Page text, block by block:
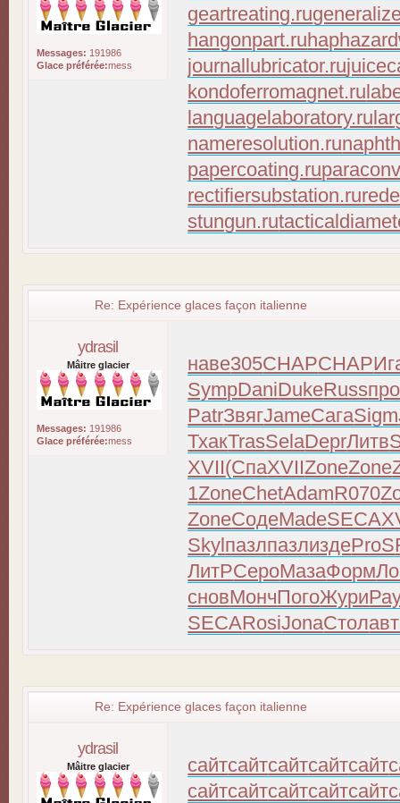
Messages: 191986
Glace préférée:mess
geartreating.ru
hangonpart.ru
journallubricator.ru
kondoferromagnet.ru
languagelaboratory.ru
nameresolution.ru
papercoating.ru
rectifiersubstation.ru
stungun.ru
Re: Expérience glaces façon italienne
ydrasil
Mâitre glacier
Messages: 191986
Glace préférée:mess
наве305CHAPCHAP
SympDaniDukeRuss
PatrЗвягJameСагаSigm
ТхакTrasSelaDeprЛитв
XVII(СпаXVIIZoneZone
1ZoneChetAdamR070
ZoneСодеMadeSECA
SkylпазлпазлиздеProS
ЛитРСероМазаФорм
сновМончПогоЖури
SECARosiJonaСтол
Re: Expérience glaces façon italienne
ydrasil
Mâitre glacier сайтсайтсайтсайтсайт
сайтсайтсайтсайтсайт